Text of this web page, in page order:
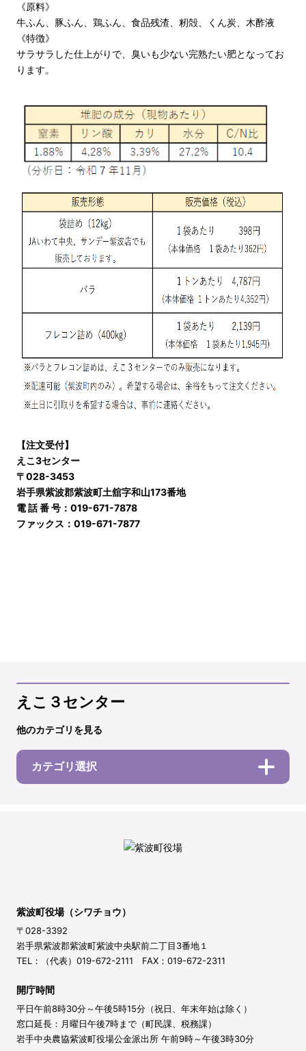
《原料》
牛ふん、豚ふん、鶏ふん、食品残渣、籾殻、くん炭、木酢液
《特徴》
サラサラした仕上がりで、臭いも少ない完熟たい肥となってお
ります。
【注文受付】
えこ3センター
〒028-3453
岩手県紫波郡紫波町土舘字和山173番地
電 話 番 号：019-671-7878
ファックス：019-671-7877
えこ３センター
他のカテゴリを見る
カテゴリ選択
紫波町役場（シワチョウ）
〒028-3392
岩手県紫波郡紫波町紫波中央駅前二丁目3番地１
TEL：（代表）019-672-2111 FAX：019-672-2311
開庁時間
平日午前8時30分～午後5時15分（祝日、年末年始は除く）
窓口延長：月曜日午後7時まで（町民課、税務課）
岩手中央農協紫波町役場公金派出所 午前9時～午後3時30分